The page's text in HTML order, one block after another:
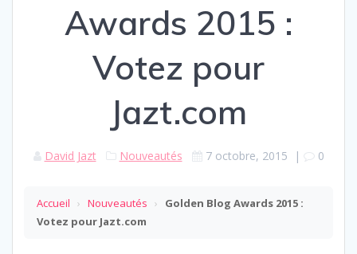
Awards 2015 :
Votez pour
Jazt.com
David Jazt Nouveautés 7 octobre, 2015 | 0
Accueil › Nouveautés ›
Golden Blog Awards 2015 :
Votez pour Jazt.com